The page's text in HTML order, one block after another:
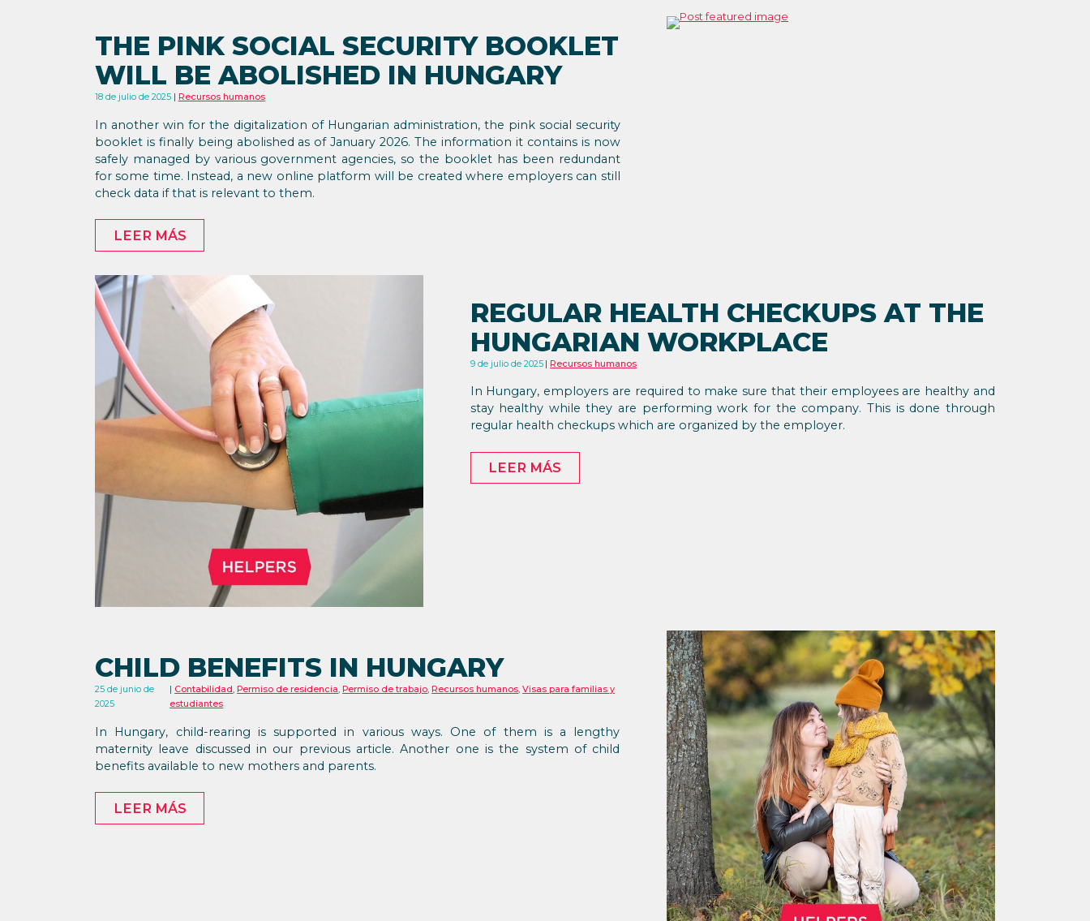
THE PINK SOCIAL SECURITY BOOKLET
WILL BE ABOLISHED IN HUNGARY
18 de julio de 2025 Recursos humanos
In another win for the digitalization of Hungarian administration, the pink social security
booklet is finally being abolished as of January 2026. The information it contains is now
safely managed by various government agencies, so the booklet has been redundant
for some time. Instead, a new online platform will be created where employers can still
check data if that is relevant to them.
LEER MÁS
REGULAR HEALTH CHECKUPS AT THE
HUNGARIAN WORKPLACE
9 de julio de 2025 Recursos humanos
In Hungary, employers are required to make sure that their employees are healthy and
stay healthy while they are performing work for the company. This is done through
regular health checkups which are organized by the employer.
LEER MÁS
CHILD BENEFITS IN HUNGARY
25 de junio de
2025
Contabilidad, Permiso de residencia, Permiso de trabajo, Recursos humanos,Visas para familias y
estudiantes
In Hungary, child-rearing is supported in various ways. One of them is a lengthy
maternity leave discussed in our previous article. Another one is the system of child
benefits available to new mothers and parents.
LEER MÁS